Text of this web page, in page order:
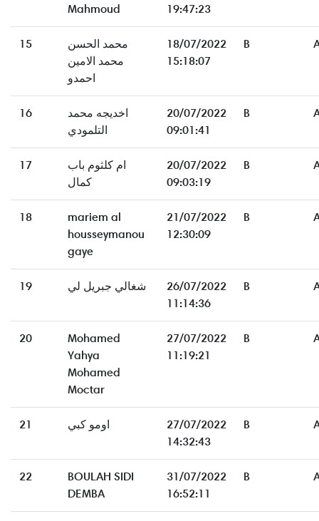
Mahmoud
19:47:23
15
محمد الحسن
محمد الامين
احمدو
18/07/2022
15:18:07
B
16
اخديجه محمد
التلمودي
20/07/2022
09:01:41
B
17
ام كلثوم باب
كمال
20/07/2022
09:03:19
B
18
mariem al
housseymanou
gaye
21/07/2022
12:30:09
B
19 شغالي جبريل لي
26/07/2022
11:14:36
B
20
Mohamed
Yahya
Mohamed
Moctar
27/07/2022
11:19:21
B
21 اومو كبي
27/07/2022
14:32:43
B
22
BOULAH SIDI
DEMBA
31/07/2022
16:52:11
B